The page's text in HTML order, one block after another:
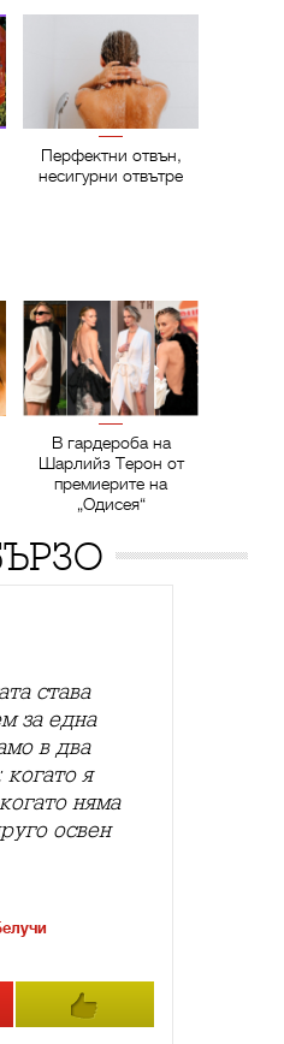
Перфектни отвън,
несигурни отвътре
В гардероба на
Шарлийз Терон от
премиерите на
„Одисея“
става
за една
в два
когато я
няма
освен